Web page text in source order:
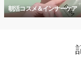
朝活コスメ＆インナーケア